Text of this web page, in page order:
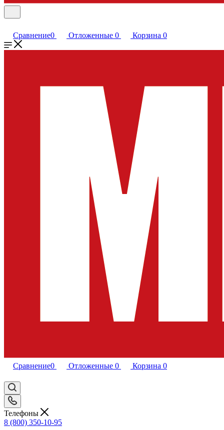
Сравнение0 Отложенные 0 Корзина 0
Сравнение0 Отложенные 0 Корзина 0
Телефоны
8 (800) 350-10-95